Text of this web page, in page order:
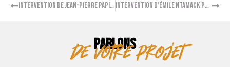
Intervention de Jean-Pierre Papin pour GDRF Intervention d’Émile Ntamack pour GRDF
PARLONS
de votre projet